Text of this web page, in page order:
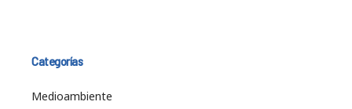
Categorías
Medioambiente